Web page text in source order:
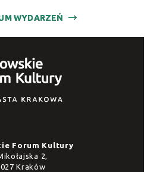
WYDARZEŃ
Forum Kultury
2,
Kraków